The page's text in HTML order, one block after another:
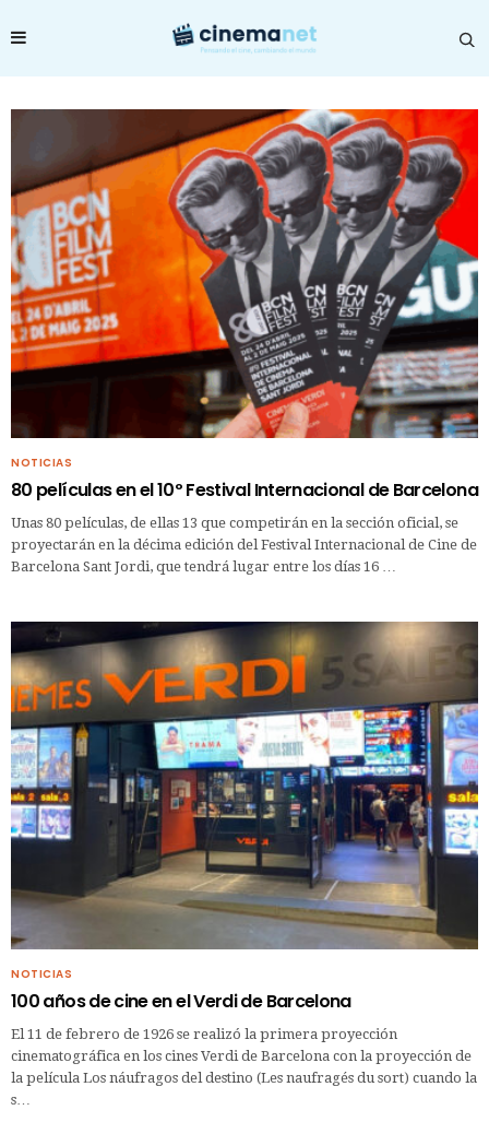
NOTICIAS
80 películas en el 10º Festival Internacional de Barcelona
Unas 80 películas, de ellas 13 que competirán en la sección oficial, se
proyectarán en la décima edición del Festival Internacional de Cine de
Barcelona Sant Jordi, que tendrá lugar entre los días 16 …
NOTICIAS
100 años de cine en el Verdi de Barcelona
El 11 de febrero de 1926 se realizó la primera proyección
cinematográfica en los cines Verdi de Barcelona con la proyección de
la película Los náufragos del destino (Les naufragés du sort) cuando la
s…